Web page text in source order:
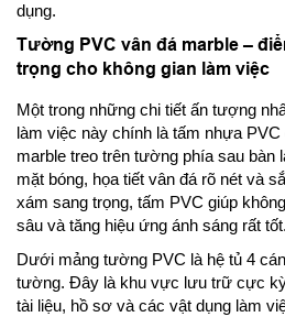
dụng.
Tường PVC vân đá marble –
trọng cho không gian làm việc
Một trong những chi tiết ấn tượng
làm việc này chính là tấm nhựa PVC
marble treo trên tường phía sau bàn
mặt bóng, họa tiết vân đá rõ nét và
xám sang trọng, tấm PVC giúp
sâu và tăng hiệu ứng ánh sáng rất tốt.
Dưới mảng tường PVC là hệ tủ 4
tường. Đây là khu vực lưu trữ cực
tài liệu, hồ sơ và các vật dụng làm